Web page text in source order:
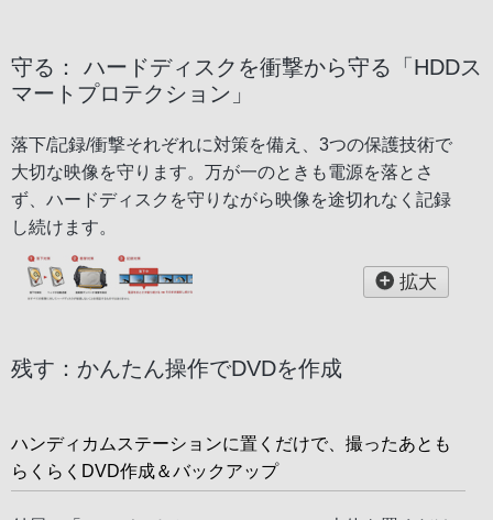
守る： ハードディスクを衝撃から守る「HDDス
マートプロテクション」
落下/記録/衝撃それぞれに対策を備え、3つの保護技術で
大切な映像を守ります。万が一のときも電源を落とさ
ず、ハードディスクを守りながら映像を途切れなく記録
し続けます。
拡大
残す：かんたん操作でDVDを作成
ハンディカムステーションに置くだけで、撮ったあとも
らくらくDVD作成＆バックアップ